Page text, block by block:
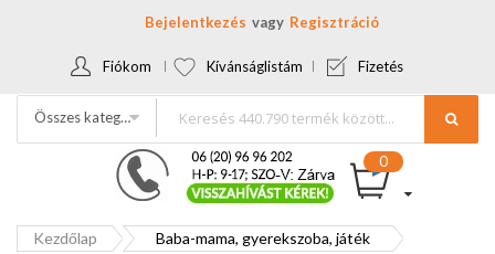
Bejelentkezés Regisztráció
Fiókom Kívánságlistám Fizetés
Összes kategória
Kezdőlap
Baba-mama, gyerekszoba, játék